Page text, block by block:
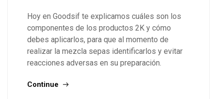
Hoy en Goodsif te explicamos cuáles son los
componentes de los productos 2K y cómo
debes aplicarlos, para que al momento de
realizar la mezcla sepas identificarlos y evitar
reacciones adversas en su preparación.
Continue